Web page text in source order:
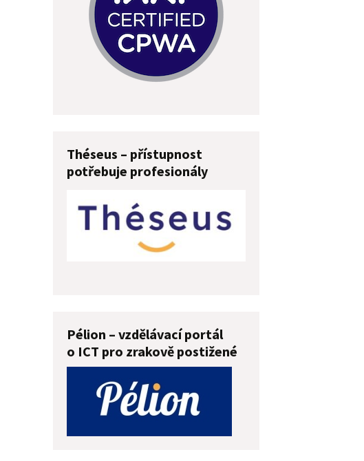
Théseus – přístupnost
potřebuje profesionály
Pélion – vzdělávací portál
o ICT pro zrakově postižené